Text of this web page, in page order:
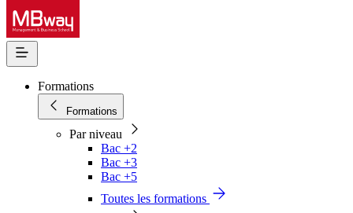
Formations
Formations
Par niveau
Bac +2
Bac +3
Bac +5
Toutes les formations